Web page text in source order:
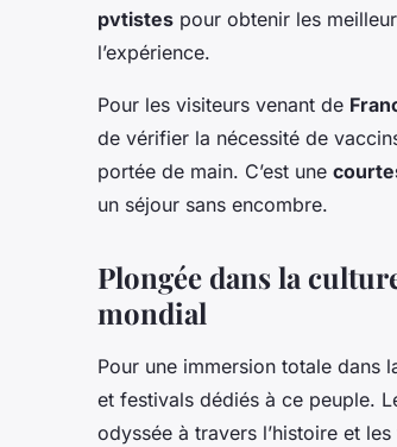
pvtistes pour obtenir les
l’expérience.
Pour les visiteurs venant de
de vérifier la nécessité de
portée de main. C’est une
un séjour sans encombre.
Plongée dans la
mondial
Pour une immersion totale dans
et festivals dédiés à ce peuple.
odyssée à travers l’histoire et